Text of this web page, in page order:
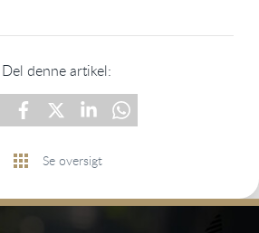
Del denne artikel:
Se oversigt